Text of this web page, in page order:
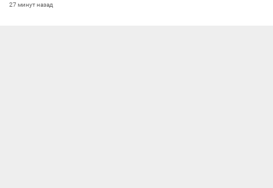
27 минут назад